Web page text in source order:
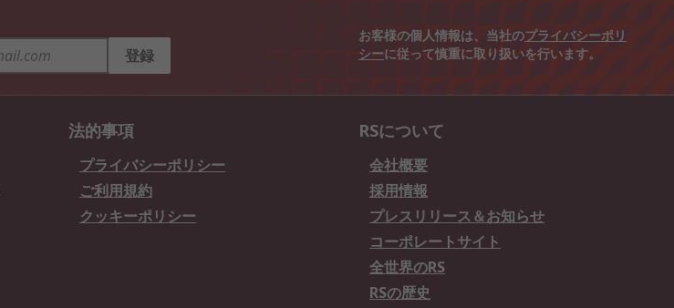
登録
お客様の個人情報は、当社のプライバシーポリ
シーに従って慎重に取り扱いを行います。
法的事項
プライバシーポリシー
ご利用規約
クッキーポリシー
RSについて
会社概要
採用情報
プレスリリース＆お知らせ
コーポレートサイト
全世界のRS
RSの歴史